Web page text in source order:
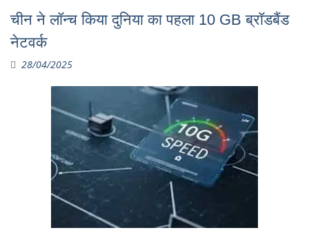
चीन ने लॉन्च किया दुनिया का पहला 10 GB ब्रॉडबैंड
नेटवर्क
28/04/2025